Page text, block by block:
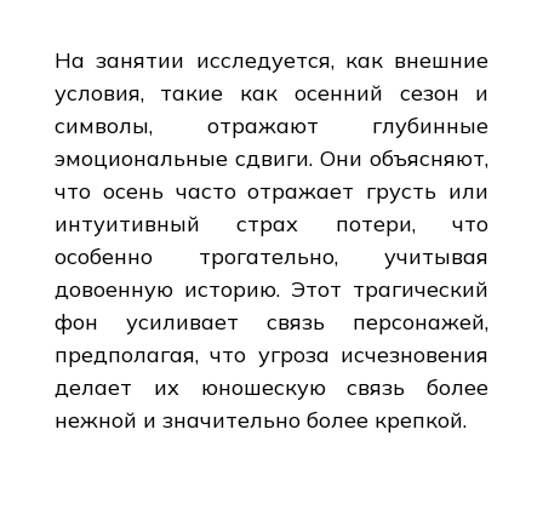
На занятии исследуется, как внешние
условия, такие как осенний сезон и
символы, отражают глубинные
эмоциональные сдвиги. Они объясняют,
что осень часто отражает грусть или
интуитивный страх потери, что
особенно трогательно, учитывая
довоенную историю. Этот трагический
фон усиливает связь персонажей,
предполагая, что угроза исчезновения
делает их юношескую связь более
нежной и значительно более крепкой.